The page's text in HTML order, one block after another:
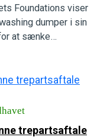
Foundations viser
dumper i sin
at sænke
trepartsaftale